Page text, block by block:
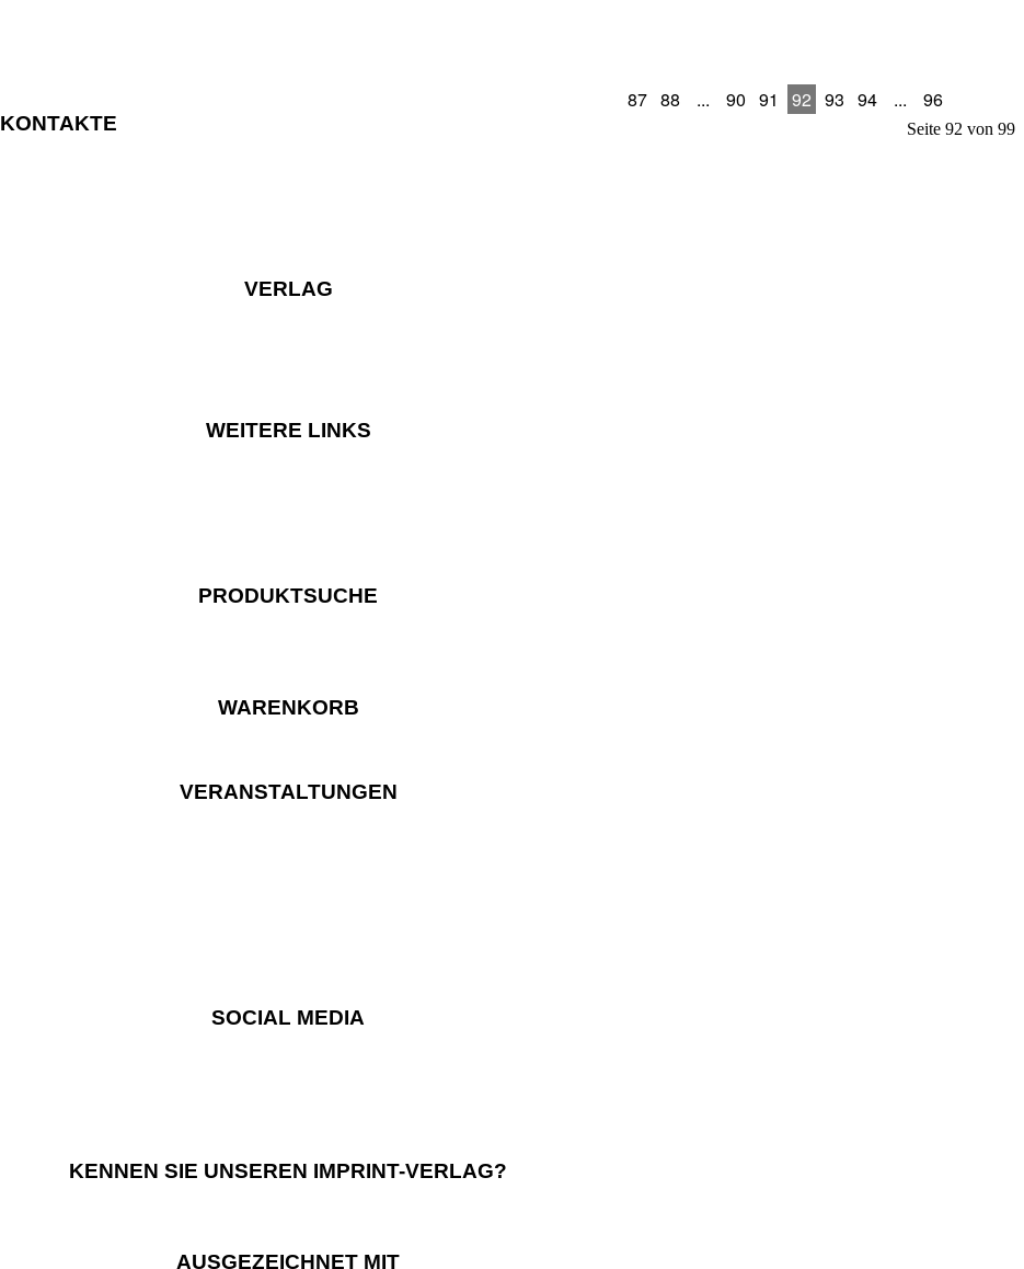
87 88 ... 90 91 92 93 94 ... 96
Seite 92 von 99
KONTAKTE
VERLAG
WEITERE LINKS
PRODUKTSUCHE
WARENKORB
VERANSTALTUNGEN
SOCIAL MEDIA
KENNEN SIE UNSEREN IMPRINT-VERLAG?
AUSGEZEICHNET MIT